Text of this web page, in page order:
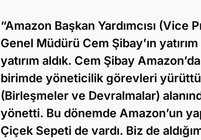
“Amazon Başkan Yardımcısı
Genel Müdürü Cem Şibay’ın
yatırım aldık. Cem Şibay
birimde yöneticilik görevleri
(Birleşmeler ve Devralmalar)
yönetti. Bu dönemde Amazon’un
Çiçek Sepeti de vardı. Biz de